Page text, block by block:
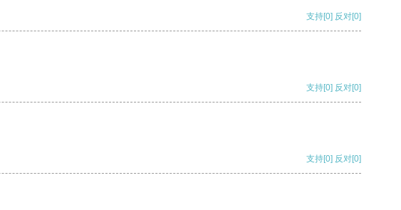
支持[0] 反对[0]
支持[0] 反对[0]
支持[0] 反对[0]